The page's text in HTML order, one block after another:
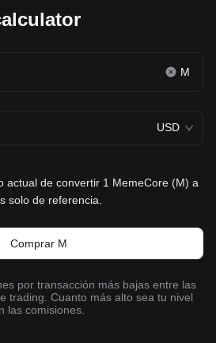
M
USD
actual de convertir 1 MemeCore (M) a
solo de referencia.
Comprar M
por transacción más bajas entre las
trading. Cuanto más alto sea tu nivel
las comisiones.